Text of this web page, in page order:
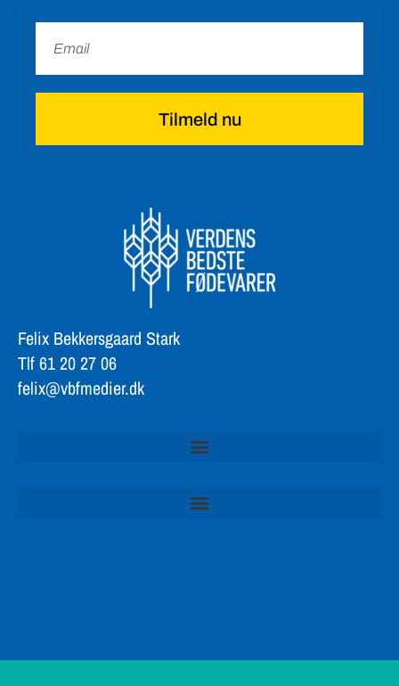
Tilmeld nu
Felix Bekkersgaard Stark
Tlf 61 20 27 06
felix@vbfmedier.dk